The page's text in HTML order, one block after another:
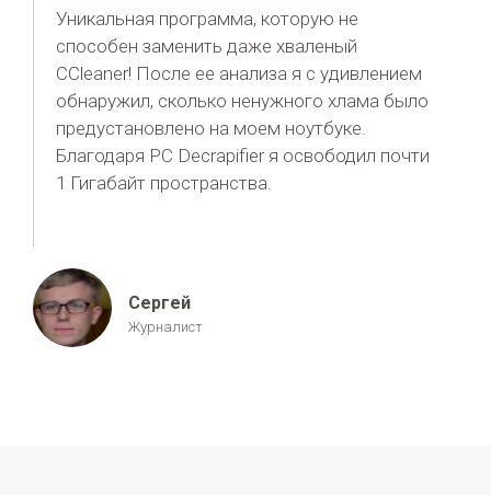
Уникальная программа, которую не
способен заменить даже хваленый
CCleaner! После ее анализа я с удивлением
обнаружил, сколько ненужного хлама было
предустановлено на моем ноутбуке.
Благодаря PC Decrapifier я освободил почти
1 Гигабайт пространства.
Сергей
Журналист